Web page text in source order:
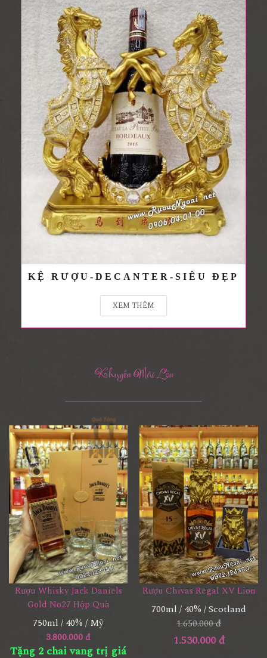
KỆ RƯỢU-DECANTER-SIÊU ĐẸP
XEM THÊM
Khuyến Mãi Lớn
Rượu Whisky Jack Daniels
Gold No27 Hộp Quà
750ml / 40% / Mỹ
3.800.000 đ
Tặng 2 chai vang trị giá
Rượu Chivas Regal XV Lion
700ml / 40% / Scotland
1.650.000 đ
1.530.000 đ